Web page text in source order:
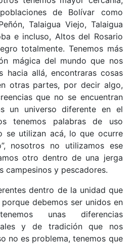
de Bolívar como
Talaigua Viejo, Talaigua
e incluso, Altos del Rosario
totalmente. Tenemos más
mágica del mundo que nos
hacia allá, encontraras cosas
otras partes, por decir algo,
que no se encuentran
un universo diferente en el
tenemos palabras de uso
se utilizan acá, lo que ocurre
nosotros no utilizamos ese
otro dentro de una jerga
campesinos y pescadores.
dentro de la unidad que
debemos ser unidos en
unas diferencias
y de tradición que nos
no es problema, tenemos que